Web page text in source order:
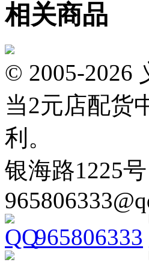
相关商品
© 2005-2026
当2元店配货
利。
银海路1225
965806333